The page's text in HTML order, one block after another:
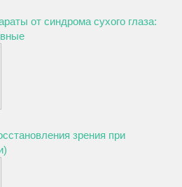
от синдрома сухого глаза:
зрения при